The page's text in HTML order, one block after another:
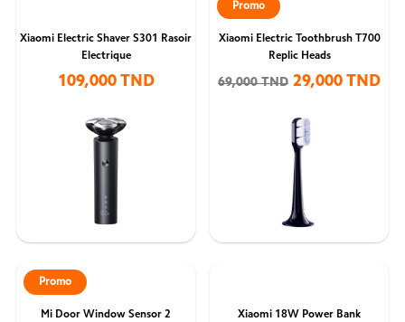
Xiaomi Electric Shaver S301 Rasoir
Electrique
109,000 TND
Xiaomi Electric Toothbrush T700
Replic Heads
69,000 TND 29,000 TND
Promo
Mi Door Window Sensor 2
Promo
Xiaomi 18W Power Bank